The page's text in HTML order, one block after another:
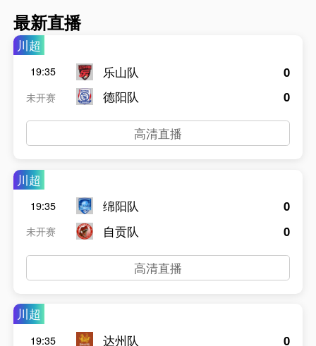
最新直播
川超
19:35
未开赛
乐山队
德阳队
0
0
高清直播
川超
19:35
未开赛
绵阳队
自贡队
0
0
高清直播
川超
19:35
达州队
0